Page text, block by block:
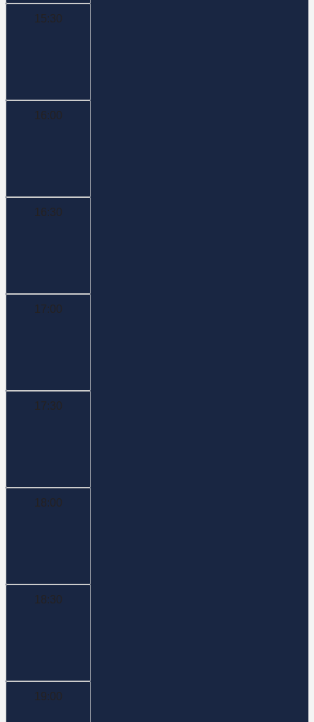
15:30
16:00
16:30
17:00
17:30
18:00
18:30
19:00